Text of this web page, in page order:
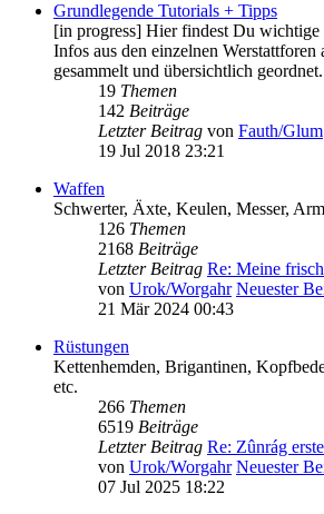
Grundlegende Tutorials + Tipps
[in progress] Hier findest Du wichtige
Infos aus den einzelnen Werstattforen
gesammelt und übersichtlich geordnet.
19 Themen
142 Beiträge
Letzter Beitrag von Fauth/Glum
19 Jul 2018 23:21
Waffen
Schwerter, Äxte, Keulen, Messer,
126 Themen
2168 Beiträge
Letzter Beitrag Re: Meine
von Urok/Worgahr Neuester
21 Mär 2024 00:43
Rüstungen
Kettenhemden, Brigantinen,
etc.
266 Themen
6519 Beiträge
Letzter Beitrag Re: Zûnrág
von Urok/Worgahr Neuester
07 Jul 2025 18:22